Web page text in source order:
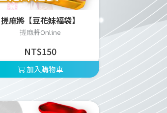
搓麻將【豆花妹福袋】
搓麻將Online
NT$150
加入購物車